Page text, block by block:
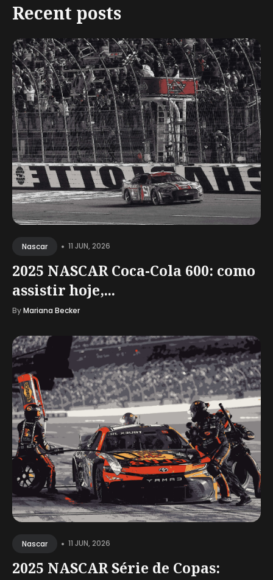
Recent posts
Nascar • 11 JUN, 2026
2025 NASCAR Coca-Cola 600: como
assistir hoje,...
ByMariana Becker
Nascar • 11 JUN, 2026
2025 NASCAR Série de Copas: